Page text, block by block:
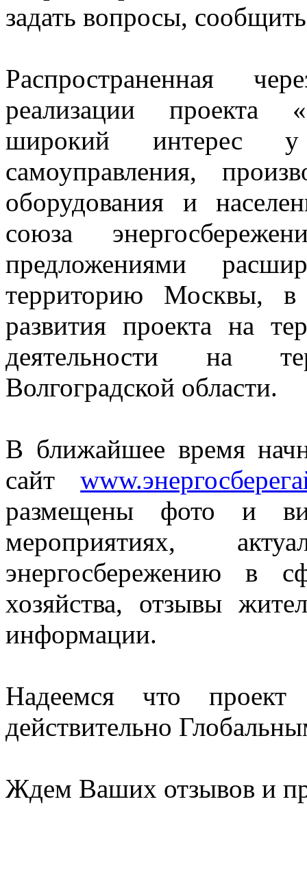
задать вопросы,
Распространенная
реализации проекта
широкий интерес у
самоуправления,
оборудования и
союза
предложениями
территорию Москвы,
развития проекта на
деятельности на
Волгоградской области.
В ближайшее время
сайт
размещены фото и
мероприятиях,
энергосбережению в
хозяйства, отзывы
информации.
Надеемся что проект
действительно
Ждем Ваших отзывов и